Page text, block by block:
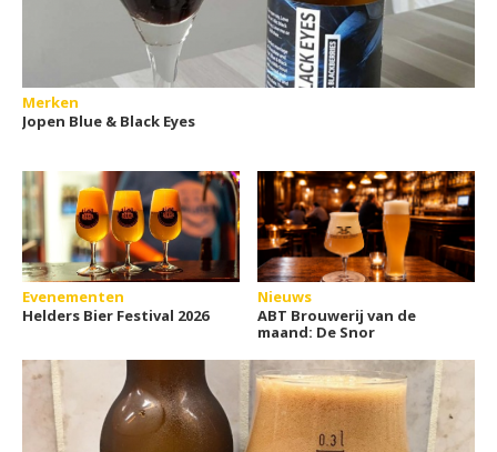
Merken
Jopen Blue & Black Eyes
Evenementen
Helders Bier Festival 2026
Nieuws
ABT Brouwerij van de
maand: De Snor